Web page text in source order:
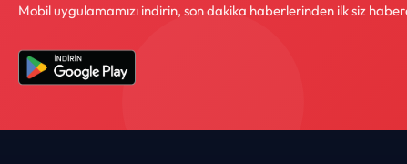
Mobil uygulamamızı indirin, son dakika haberlerinden ilk siz